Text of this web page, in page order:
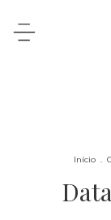
Início .